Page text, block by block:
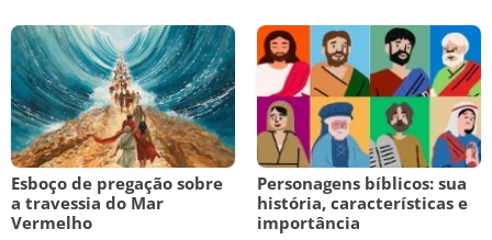
Esboço de pregação sobre
a travessia do Mar
Vermelho
Personagens bíblicos: sua
história, características e
importância